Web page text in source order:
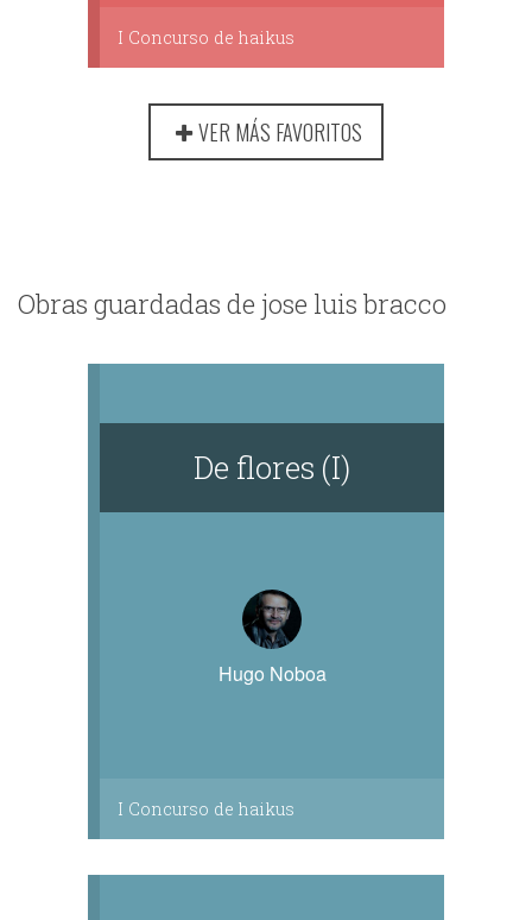
I Concurso de haikus
VER MÁS FAVORITOS
Obras guardadas de jose luis bracco
De flores (I)
Hugo Noboa
I Concurso de haikus